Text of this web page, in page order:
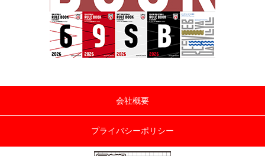
会社概要
プライバシーポリシー